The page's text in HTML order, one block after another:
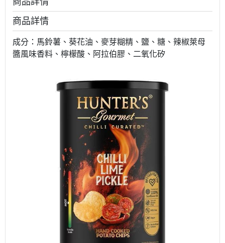
商品詳情
成分：馬鈴薯、葵花油、麥芽糊精、鹽、糖、辣椒萊母
醬風味香料、檸檬酸、阿拉伯膠、二氧化矽